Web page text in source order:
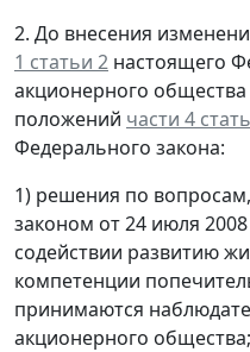
2. До внесения
1 статьи 2 настоящего
акционерного
положений части 4
Федерального закона:
1) решения по
законом от 24 июля
содействии развитию
компетенции
принимаются
акционерного общества;